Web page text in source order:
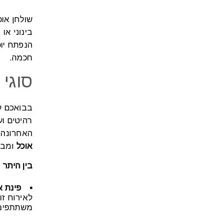
שולחן
בינוני
הנפתח
חכמה.
בבואכם
רהיטים
אוכל
בין
פינת
לאירוח